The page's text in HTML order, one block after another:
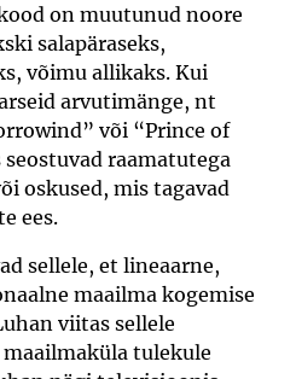
on muutunud noore
salapäraseks,
võimu allikaks. Kui
arvutimänge, nt
või “Prince of
raamatutega
oskused, mis tagavad
ees.
sellele, et lineaarne,
maailma kogemise
viitas sellele
tulekule